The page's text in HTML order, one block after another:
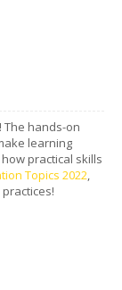
The hands-on
learning
practical skills
Topics 2022,